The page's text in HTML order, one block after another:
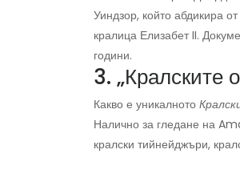
Уиндзор, който абдикира
кралица Елизабет II.
години.
3. „Кралските
Какво е уникалното
Налично за гледане на
кралски тийнейджъри,